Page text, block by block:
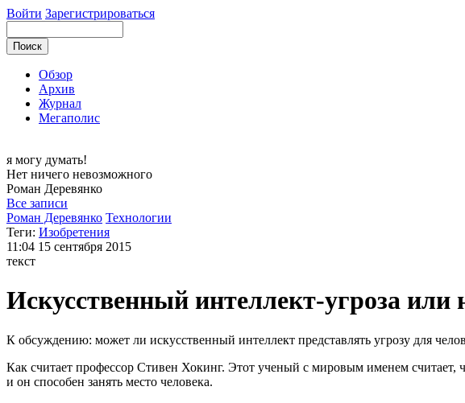
Войти Зарегистрироваться
Обзор
Архив
Журнал
Мегаполис
я могу думать!
Нет ничего невозможного
Роман Деревянко
Все записи
Роман Деревянко Технологии
Теги: Изобретения
11:04 15 сентября 2015
текст
Искусственный интеллект-угроза или
К обсуждению: может ли искусственный интеллект представлять угрозу для
Как считает профессор Стивен Хокинг. Этот ученый с мировым именем
и он способен занять место человека.